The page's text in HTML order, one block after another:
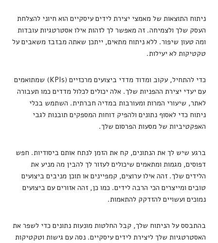
ניתוח התוצאות של מאמצי יצירת לידים עיסקיים הוא חיוני להצלחת
העסק שלך ולצמיחה. זה מאפשר לך לזהות אילו אסטרטגיות עובדות
ומה טעון שיפור. ללא ניתוח מתאים, ייתכן שאתה מבזבז משאבים על
טקטיקות לא יעילות.
כדי להתחיל, עקוב ומדוד מדדי ביצועים מרכזיים (KPIs) שמתואמים
עם יעדי יצירת ההפניות שלך. אלה יכולים לכלול מדדים כמו תעבורה
לאתר, שיעורי המרות ומעורבות במדיה חברתית. השתמש בכלי
ניתוח כדי לאסוף נתונים ולהפיק דוחות המספקים תובנות לגבי
האפקטיביות של מסעות הפרסום שלך.
ברגע שיש לך את הנתונים, קח את הזמן לנתח אותם ביסודיות. חפש
דפוסים, מגמות ומתאמים שיכולים לעזור לך להבין מה מניע את
הלידים שלך. זהה אילו ערוצים, קמפיינים או תוכן מניבים ביצועים
טובים ומייצרים הכי הרבה לידים. כמו כן, זהה אזורים עם ביצועים
נמוכים ועשויים להזדקק להתאמות.
בהתבסס על הניתוח שלך, קבל החלטות מונעות נתונים כדי לשפר את
האסטרטגיות שלך ליצירת לידים עיסקיים. נסה עם גישות וטקטיקות